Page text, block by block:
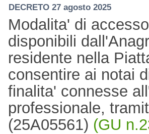
DECRETO 27 agosto 2025
Modalita' di
disponibili
residente nella
consentire ai notai
finalita' connesse
professionale,
(25A05561) (GU